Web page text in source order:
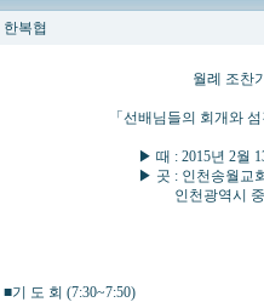
한복협
월례 조찬기도회
「선배님들의 회개와 섬김과
▶ 때 : 2015년 2월 13일 (금
▶ 곳 : 인천송월교회(박삼
인천광역시 중구 자유공원서
■기 도 회 (7:30~7:50) 사 회